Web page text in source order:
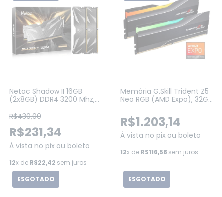
Netac Shadow II 16GB
(2x8GB) DDR4 3200 Mhz,
(NSWKU1BD4163200LH8DP)
R$430,00
R$231,34
Á vista no pix ou boleto
12x de R$22,42 sem juros
Memória G.Skill Trident Z5
Neo RGB (AMD Expo), 32GB
DDR5 - (F5-
6000J3038F16GX2-TZ5NR)
R$1.203,14
Á vista no pix ou boleto
12x de R$116,58 sem juros
ESGOTADO ESGOTADO